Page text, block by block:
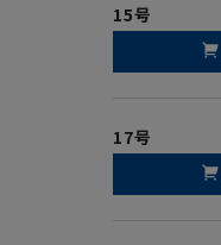
15号
17号